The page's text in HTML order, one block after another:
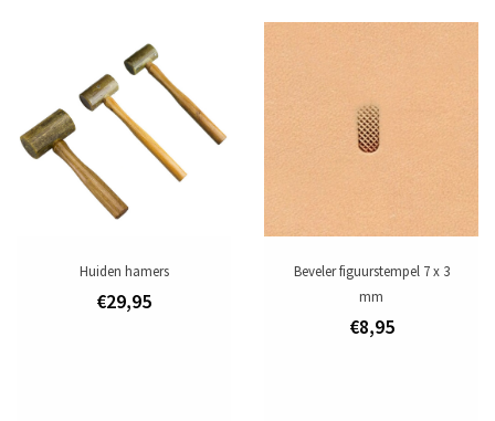
Huiden hamers
€29,95
Beveler figuurstempel 7 x 3
mm
€8,95